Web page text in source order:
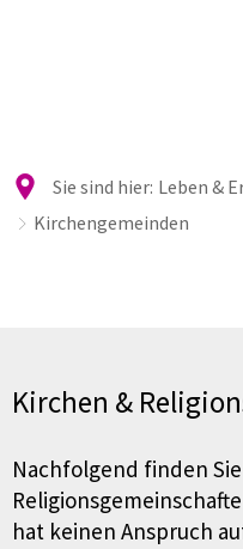
Sie sind hier: Leben &
Kirchengemeinden
Kirchen &
Nachfolgend finden
hat keinen Anspruch